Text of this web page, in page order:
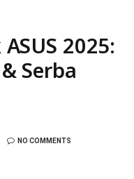
2025:
Serba
NO COMMENTS